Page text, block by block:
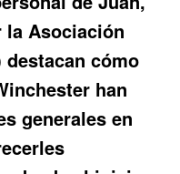
Asociación
destacan cómo
han
generales en